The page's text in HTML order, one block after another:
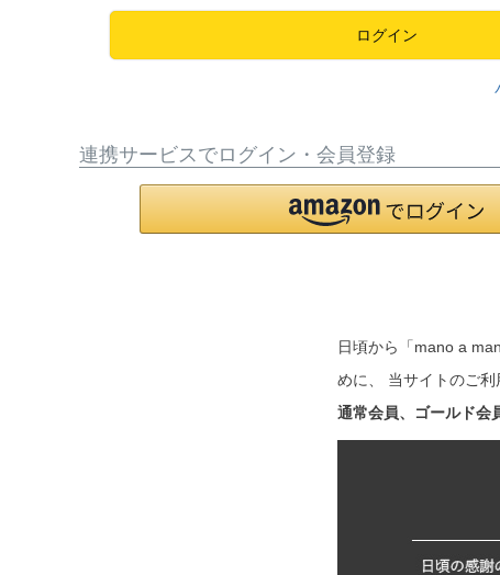
ログイン
連携サービスでログイン・会員登録
日頃から「mano a
めに、 当サイトのご利
通常会員、ゴールド会